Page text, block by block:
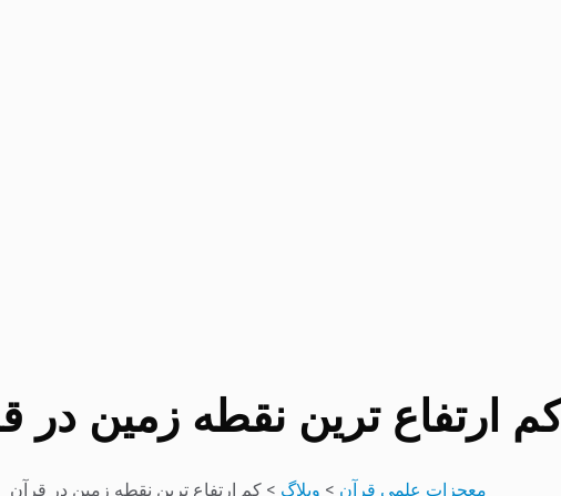
کم ارتفاع ترین نقطه زمین در
معجزات علمی قرآن > وبلاگ > کم ارتفاع ترین نقطه زمین در قرآن